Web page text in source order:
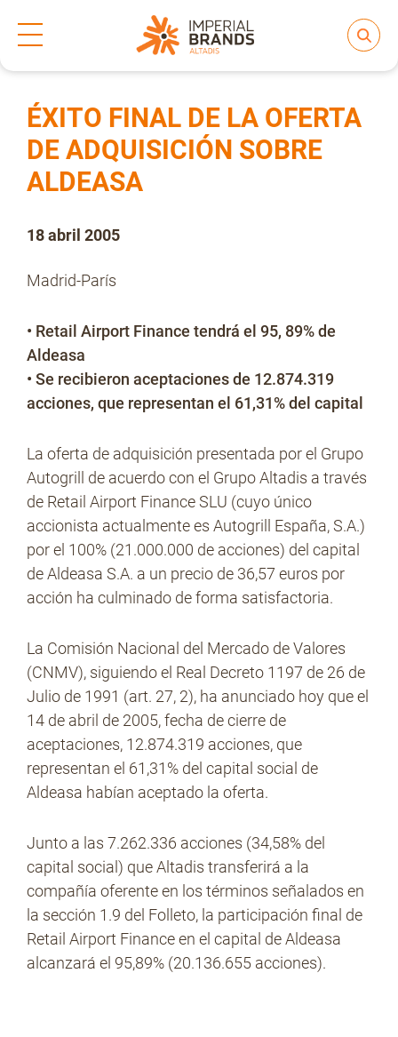
Nos transformamos
Nuestras Marcas
Regulación
People and Culture
No Contrabando
Prensa
Inicio Notas de prensa
ÉXITO FINAL DE LA OFERTA
DE ADQUISICIÓN SOBRE
ALDEASA
18 abril 2005
Madrid-París
• Retail Airport Finance tendrá el 95, 89% de
Aldeasa
• Se recibieron aceptaciones de 12.874.319
acciones, que representan el 61,31% del capital
La oferta de adquisición presentada por el Grupo
Autogrill de acuerdo con el Grupo Altadis a través
de Retail Airport Finance SLU (cuyo único
accionista actualmente es Autogrill España, S.A.)
por el 100% (21.000.000 de acciones) del capital
de Aldeasa S.A. a un precio de 36,57 euros por
acción ha culminado de forma satisfactoria.
La Comisión Nacional del Mercado de Valores
(CNMV), siguiendo el Real Decreto 1197 de 26 de
Julio de 1991 (art. 27, 2), ha anunciado hoy que el
14 de abril de 2005, fecha de cierre de
aceptaciones, 12.874.319 acciones, que
representan el 61,31% del capital social de
Aldeasa habían aceptado la oferta.
Junto a las 7.262.336 acciones (34,58% del
capital social) que Altadis transferirá a la
compañía oferente en los términos señalados en
la sección 1.9 del Folleto, la participación final de
Retail Airport Finance en el capital de Aldeasa
alcanzará el 95,89% (20.136.655 acciones).